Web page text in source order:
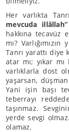
Her varlıkta
mevcuda illâllah”
hakkına tecavüz
mı?
Tanrı yarattı diye
atar mı; yıkar mı
varlıklarla dost
yaşarsan,
Yani işin başı
teberrayı
taşınmaz.
yerde sevgi
olamaz.